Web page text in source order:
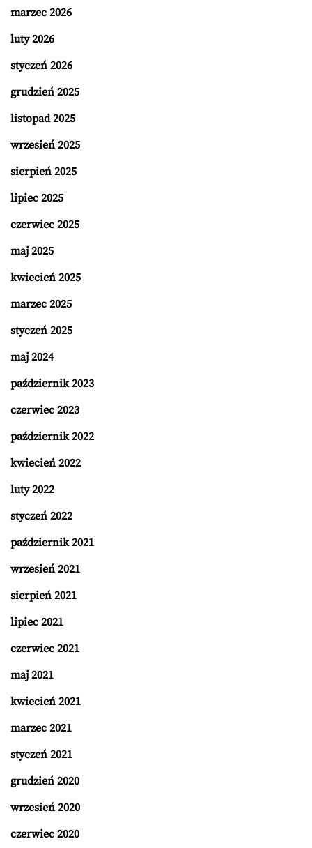
marzec 2026
luty 2026
styczeń 2026
grudzień 2025
listopad 2025
wrzesień 2025
sierpień 2025
lipiec 2025
czerwiec 2025
maj 2025
kwiecień 2025
marzec 2025
styczeń 2025
maj 2024
październik 2023
czerwiec 2023
październik 2022
kwiecień 2022
luty 2022
styczeń 2022
październik 2021
wrzesień 2021
sierpień 2021
lipiec 2021
czerwiec 2021
maj 2021
kwiecień 2021
marzec 2021
styczeń 2021
grudzień 2020
wrzesień 2020
czerwiec 2020